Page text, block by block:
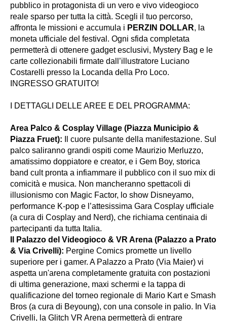
pubblico in protagonista di un vero e vivo videogioco
reale sparso per tutta la città. Scegli il tuo percorso,
affronta le missioni e accumula i PERZIN DOLLAR, la
moneta ufficiale del festival. Ogni sfida completata
permetterà di ottenere gadget esclusivi, Mystery Bag e le
carte collezionabili firmate dall’illustratore Luciano
Costarelli presso la Locanda della Pro Loco.
INGRESSO GRATUITO!
I DETTAGLI DELLE AREE E DEL PROGRAMMA:
Area Palco & Cosplay Village (Piazza Municipio &
Piazza Fruet): Il cuore pulsante della manifestazione. Sul
palco saliranno grandi ospiti come Maurizio Merluzzo,
amatissimo doppiatore e creator, e i Gem Boy, storica
band cult pronta a infiammare il pubblico con il suo mix di
comicità e musica. Non mancheranno spettacoli di
illusionismo con Magic Factor, lo show Disneyamo,
performance K-pop e l’attesissima Gara Cosplay ufficiale
(a cura di Cosplay and Nerd), che richiama centinaia di
partecipanti da tutta Italia.
Il Palazzo del Videogioco & VR Arena (Palazzo a Prato
& Via Crivelli): Pergine Comics promette un livello
superiore per i gamer. A Palazzo a Prato (Via Maier) vi
aspetta un'arena completamente gratuita con postazioni
di ultima generazione, maxi schermi e la tappa di
qualificazione del torneo regionale di Mario Kart e Smash
Bros (a cura di Beyoung), con una console in palio. In Via
Crivelli, la Glitch VR Arena permetterà di entrare